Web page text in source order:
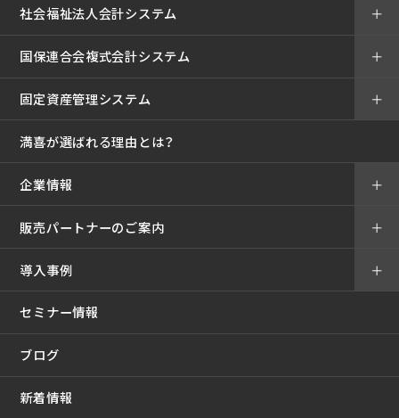
社会福祉法人会計システム ＋
国保連合会複式会計システム ＋
固定資産管理システム ＋
満喜が選ばれる理由とは？
企業情報 ＋
販売パートナーのご案内 ＋
導入事例
セミナー情報
＋
ブログ
新着情報